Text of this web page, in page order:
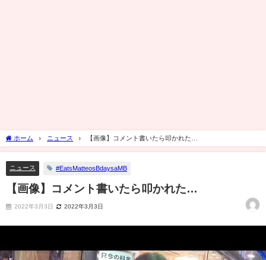
ホーム ニュース 【画像】コメント書いたら叩かれた…
ニュース #EatsMatteosBdaysaMB
【画像】コメント書いたら叩かれた…
2022年3月3日 2022年3月3日